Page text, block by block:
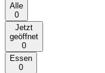
Alle
0
Jetzt
geöffnet
0
Essen
0